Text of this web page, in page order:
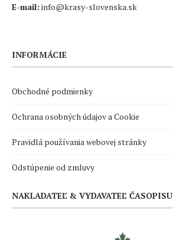
E-mail: info@krasy-slovenska.sk
INFORMÁCIE
Obchodné podmienky
Ochrana osobných údajov a Cookie
Pravidlá používania webovej stránky
Odstúpenie od zmluvy
NAKLADATEĽ & VYDAVATEĽ ČASOPISU